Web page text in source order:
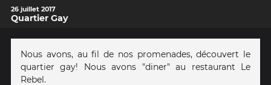
26 juillet 2017
Quartier Gay
Nous avons, au fil de nos promenades, découvert le
quartier gay! Nous avons "diner" au restaurant Le
Rebel.